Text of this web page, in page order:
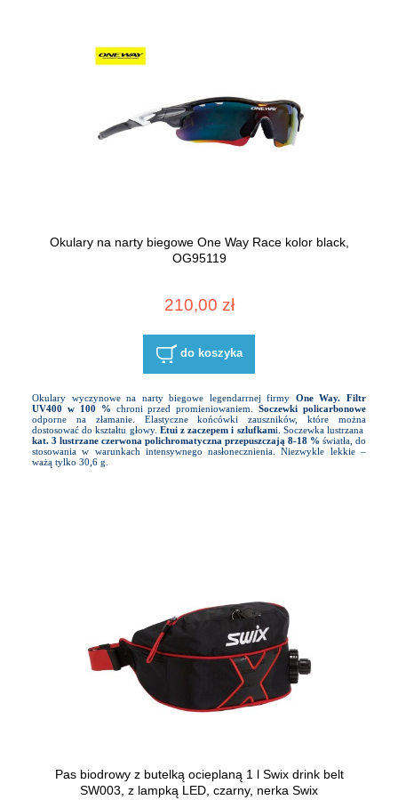
Okulary na narty biegowe One Way Race kolor black,
OG95119
210,00 zł
do koszyka
Okulary wyczynowe na narty biegowe legendarrnej firmy One Way. Filtr
UV400 w 100 % chroni przed promieniowaniem.Soczewki policarbonowe
odporne na złamanie. Elastyczne końcówki zauszników, które można
dostosować do kształtu głowy. Etui z zaczepem i szlufkami. Soczewka lustrzana
kat. 3 lustrzane czerwona polichromatyczna przepuszczają 8-18 % światła, do
stosowania w warunkach intensywnego nasłonecznienia. Niezwykle lekkie –
ważą tylko 30,6 g.
Pas biodrowy z butelką ocieplaną 1 l Swix drink belt
SW003, z lampką LED, czarny, nerka Swix